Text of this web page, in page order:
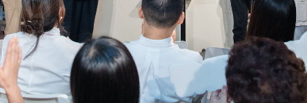
程的最快纪录。
处处从㓥房户的实际生活困境出发。共享厨房配备齐全的炉
可以安心练习；借物点则提供吸尘机、梯子等家庭工具，节
的日常所需，让社区客厅真正成为他们“家以外的客厅”。